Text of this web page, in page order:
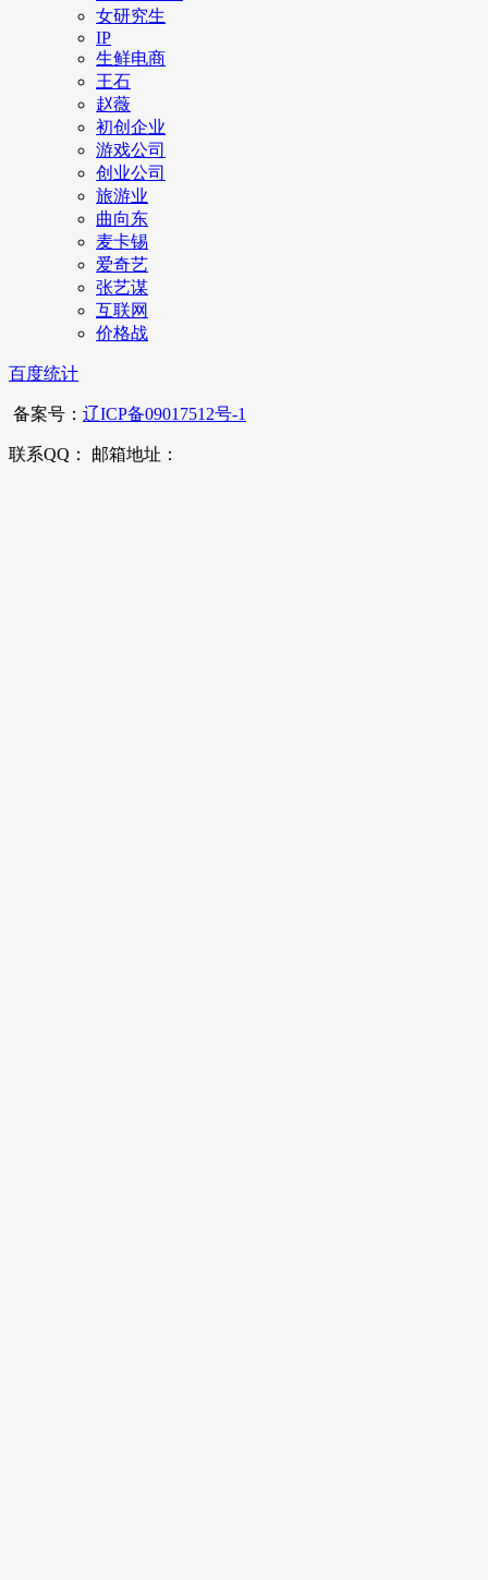
女研究生
IP
生鲜电商
王石
赵薇
初创企业
游戏公司
创业公司
旅游业
曲向东
麦卡锡
爱奇艺
张艺谋
互联网
价格战
百度统计
备案号： 辽ICP备09017512号-1
联系QQ： 邮箱地址：